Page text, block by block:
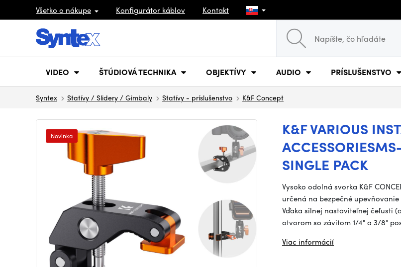
Všetko o nákupe Konfigurátor káblov Kontakt
VIDEO ŠTÚDIOVÁ TECHNIKA OBJEKTÍVY AUDIO PRÍSLUŠENSTVO
Syntex Statívy / Slidery / Gimbaly Statívy - príslušenstvo K&F Concept
K&F VARIOUS
SINGLE PACK
Novinka
Vysoko odolná svorka K&F
určená na bezpečné
Vďaka silnej nastaviteľnej čeľusti
otvorom so závitom 1/4" a 3/8"
Viac informácií